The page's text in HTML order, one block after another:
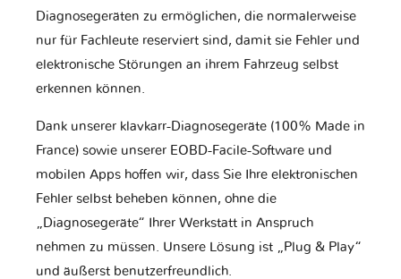
Diagnosegeräten zu ermöglichen, die normalerweise
nur für Fachleute reserviert sind, damit sie Fehler und
elektronische Störungen an ihrem Fahrzeug selbst
erkennen können.
Dank unserer klavkarr-Diagnosegeräte (100% Made in
France) sowie unserer EOBD-Facile-Software und
mobilen Apps hoffen wir, dass Sie Ihre elektronischen
Fehler selbst beheben können, ohne die
„Diagnosegeräte“ Ihrer Werkstatt in Anspruch
nehmen zu müssen. Unsere Lösung ist „Plug & Play“
und äußerst benutzerfreundlich.